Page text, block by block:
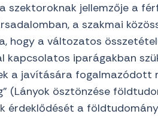
a szektoroknak jellemzője a
a szakmai
hogy a változatos
kapcsolatos iparágakban
a javítására fogalmazódott
(Lányok ösztönzése
érdeklődését a